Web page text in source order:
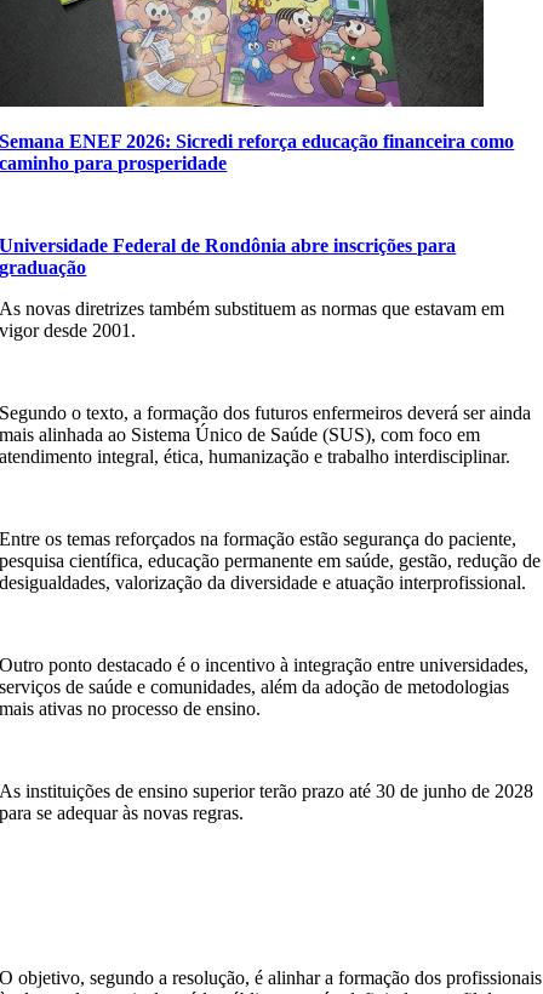
Semana ENEF 2026: Sicredi reforça educação financeira como
caminho para prosperidade
Universidade Federal de Rondônia abre inscrições para
graduação
As novas diretrizes também substituem as normas que estavam em
vigor desde 2001.
Segundo o texto, a formação dos futuros enfermeiros deverá ser ainda
mais alinhada ao Sistema Único de Saúde (SUS), com foco em
atendimento integral, ética, humanização e trabalho interdisciplinar.
Entre os temas reforçados na formação estão segurança do paciente,
pesquisa científica, educação permanente em saúde, gestão, redução de
desigualdades, valorização da diversidade e atuação interprofissional.
Outro ponto destacado é o incentivo à integração entre universidades,
serviços de saúde e comunidades, além da adoção de metodologias
mais ativas no processo de ensino.
As instituições de ensino superior terão prazo até 30 de junho de 2028
para se adequar às novas regras.
O objetivo, segundo a resolução, é alinhar a formação dos profissionais